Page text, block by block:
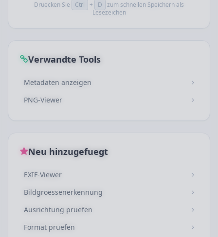
Druecken Sie Ctrl + D
zum schnellen Speichern als
Lesezeichen
Verwandte Tools
Metadaten anzeigen
PNG-Viewer
Neu hinzugefuegt
EXIF-Viewer
Bildgroessenerkennung
Ausrichtung pruefen
Format pruefen